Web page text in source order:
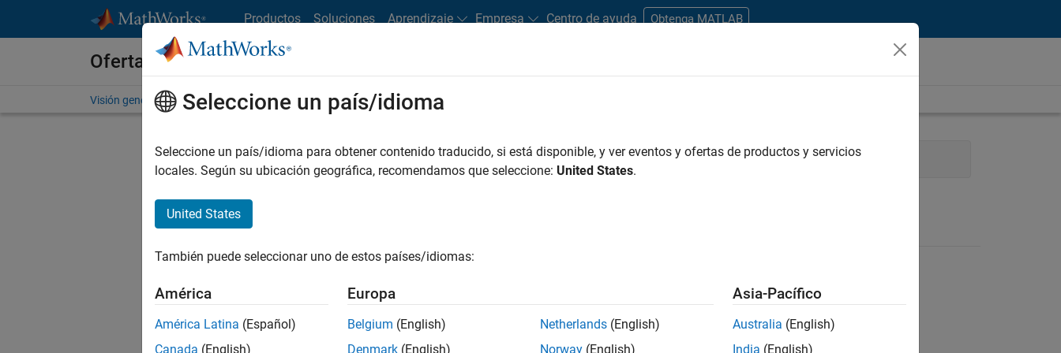
Productos Soluciones Aprendizaje Empresa Centro de ayuda Obtenga MATLAB
Ofertas de empleo en MathWorks
Visión general Búsqueda de empleo Oficinas locales Estudiantes y nuevas carreras
FILTRADO POR Education Sales Inside Sales Marketing Communications Marketing Services
No se han traducido todos los empleos. Busque por ubicación para encontrar todos los empleos en su zona.
Seleccione un país/idioma
Seleccione un país/idioma para obtener contenido traducido, si está disponible, y ver eventos y ofertas de productos y servicios
locales. Según su ubicación geográfica, recomendamos que seleccione: United States.
United States
También puede seleccionar uno de estos países/idiomas:
América
América Latina (Español)
Canada (English)
Europa
Belgium (English)
Denmark (English)
Netherlands (English)
Norway (English)
Asia-Pacífico
Australia (English)
India (English)